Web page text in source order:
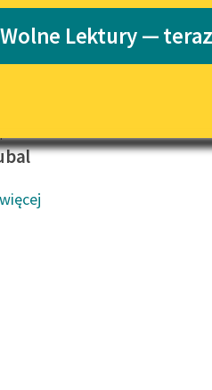
Lektury szkolne
literatury do
E-kolekcja
literatury do
Lektury —